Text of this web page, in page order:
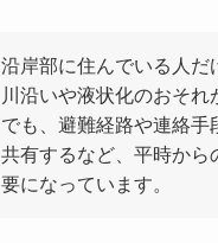
沿岸部に住んでいる人だ
川沿いや液状化のおそれ
でも、避難経路や連絡手
共有するなど、平時から
要になっています。